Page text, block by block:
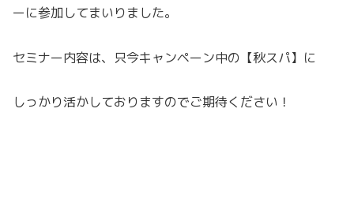
ーに参加してまいりました。
セミナー内容は、只今キャンペーン中の【秋スパ】に
しっかり活かしておりますのでご期待ください！